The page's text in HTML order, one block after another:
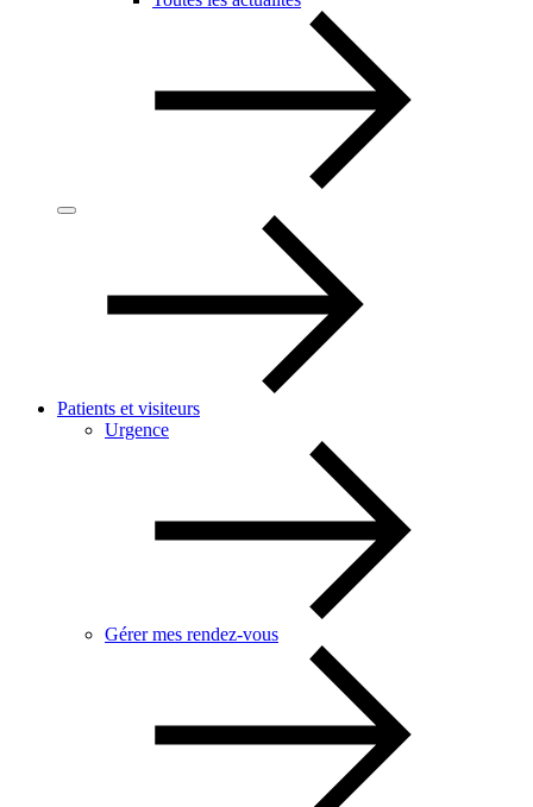
Patients et visiteurs
Urgence
Gérer mes rendez-vous